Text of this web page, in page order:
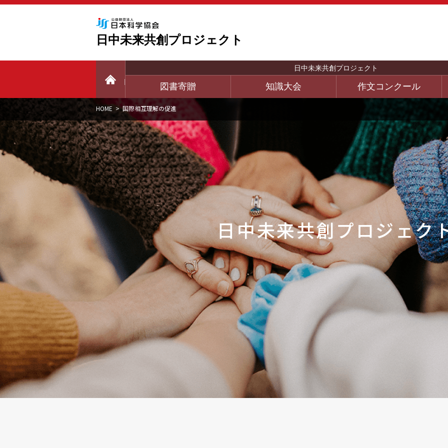
日中未来共創プロジェクト
HOME
日中未来共創プロジェクト
図書寄贈 知識大会 作文コンクール
HOME >国際相互理解の促進
日中未来共創プロジェク